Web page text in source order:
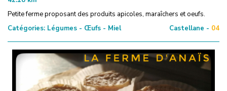
Petite ferme proposant des produits apicoles, maraîchers et oeufs.
Catégories: Légumes - Œufs - Miel Castellane - 04